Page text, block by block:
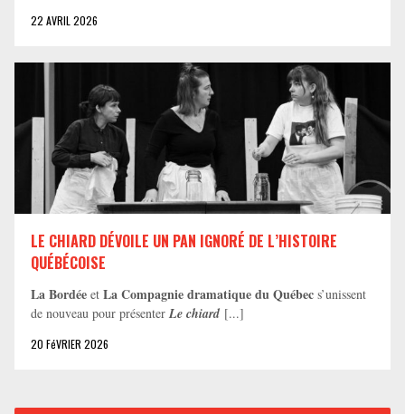
22 AVRIL 2026
LE CHIARD DÉVOILE UN PAN IGNORÉ DE L’HISTOIRE
QUÉBÉCOISE
La Bordée et La Compagnie dramatique du Québec s’unissent
de nouveau pour présenter Le chiard [...]
20 FéVRIER 2026